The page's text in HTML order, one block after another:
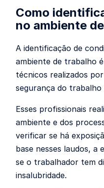
Como
no ambiente
A identificação de
ambiente de trabalho
técnicos realizados
segurança do
Esses profissionais
ambiente e dos
verificar se há
base nesses laudos, a
se o trabalhador tem
insalubridade.